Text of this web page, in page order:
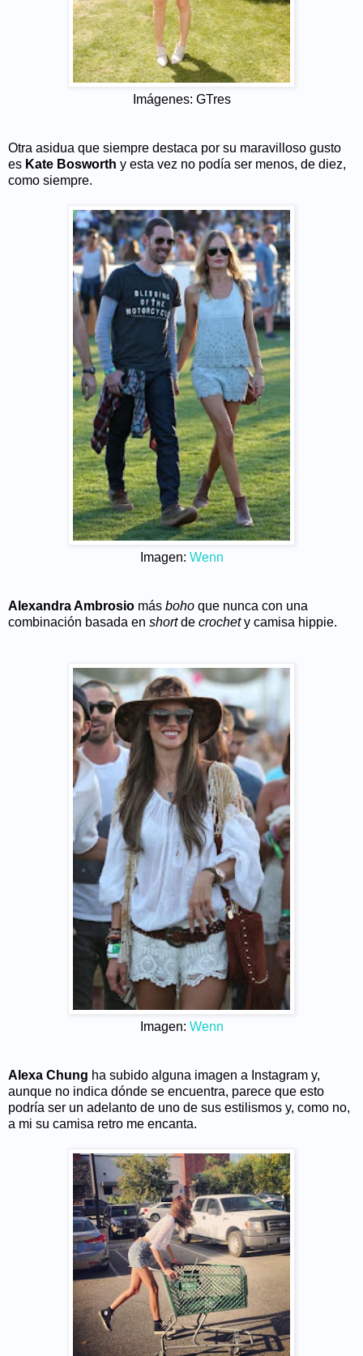
Imágenes: GTres
Otra asidua que siempre destaca por su maravilloso gusto
es Kate Bosworth y esta vez no podía ser menos, de diez,
como siempre.
Imagen: Wenn
Alexandra Ambrosio más boho que nunca con una
combinación basada en shortde crochety camisa hippie.
Imagen: Wenn
Alexa Chung ha subido alguna imagen a Instagram y,
aunque no indica dónde se encuentra, parece que esto
podría ser un adelanto de uno de sus estilismos y, como no,
a mi su camisa retro me encanta.